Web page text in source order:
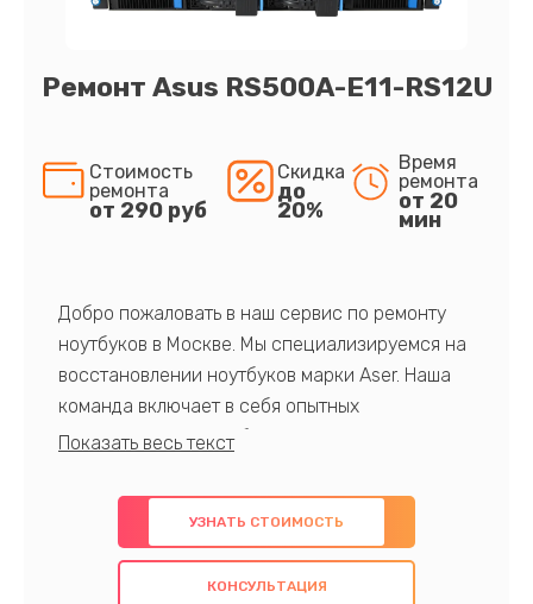
Ремонт Asus RS500A-E11-RS12U
Стоимость
ремонта
от 290 руб
Скидка
до
20%
Время
ремонта
от 20
мин
Добро пожаловать в наш сервис по ремонту
ноутбуков в Москве. Мы специализируемся на
восстановлении ноутбуков марки Aser. Наша
команда включает в себя опытных
профессионалов с обширными знаниями и
предлагаем быстрый и качественный ремонт с
использованием оригинальных компонентов, а
также гарантируем качество всех
проведенных работ. Наша цель - предоставить
УЗНАТЬ СТОИМОСТЬ
КОНСУЛЬТАЦИЯ